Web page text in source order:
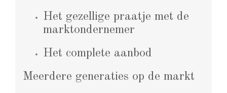
Het gezellige praatje met de
marktondernemer
Het complete aanbod
Meerdere generaties op de markt